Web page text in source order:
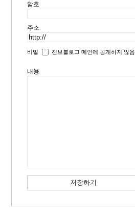
암호
주소
비밀 진보블로그 메인에 공개하지 않음
내용